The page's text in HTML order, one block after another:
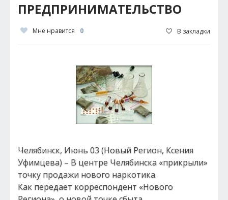
ПРЕДПРИНИМАТЕЛЬСТВО
Мне нравится 0 В закладки
Челябинск, Июнь 03 (Новый Регион, Ксения
Уфимцева) – В центре Челябинска «прикрыли»
точку продажи нового наркотика.
Как передает корреспондент «Нового